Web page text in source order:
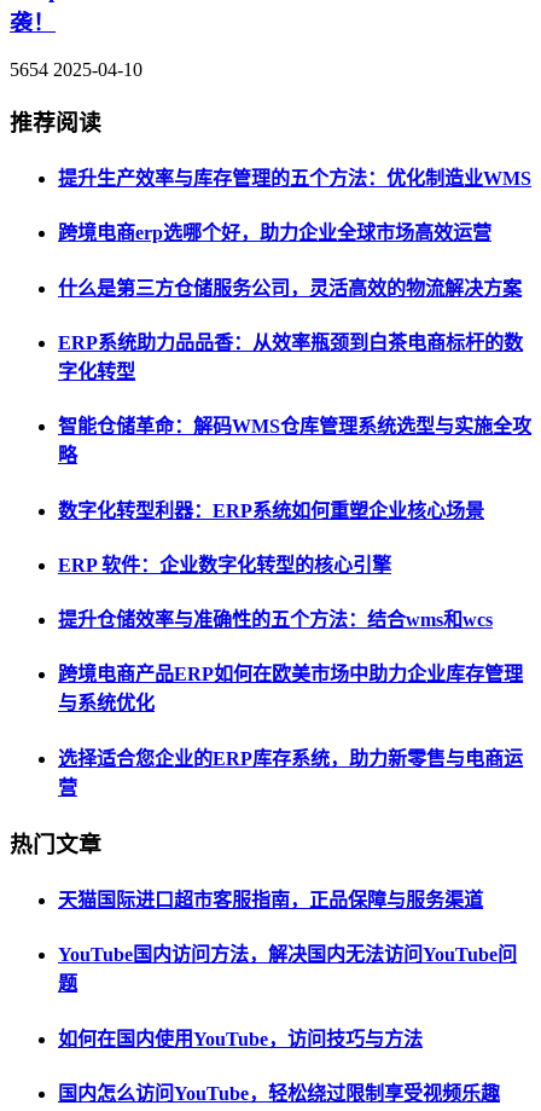
袭！
5654 2025-04-10
推荐阅读
提升生产效率与库存管理的五个方法：优化制造业WMS
跨境电商erp选哪个好，助力企业全球市场高效运营
什么是第三方仓储服务公司，灵活高效的物流解决方案
ERP系统助力品品香：从效率瓶颈到白茶电商标杆的数
字化转型
智能仓储革命：解码WMS仓库管理系统选型与实施全攻
略
数字化转型利器：ERP系统如何重塑企业核心场景
ERP 软件：企业数字化转型的核心引擎
提升仓储效率与准确性的五个方法：结合wms和wcs
跨境电商产品ERP如何在欧美市场中助力企业库存管理
与系统优化
选择适合您企业的ERP库存系统，助力新零售与电商运
营
热门文章
天猫国际进口超市客服指南，正品保障与服务渠道
YouTube国内访问方法，解决国内无法访问YouTube问
题
如何在国内使用YouTube，访问技巧与方法
国内怎么访问YouTube，轻松绕过限制享受视频乐趣